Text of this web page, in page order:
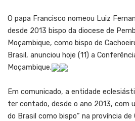
O papa Francisco nomeou Luiz
desde 2013 bispo da diocese de
Moçambique, como bispo de
Brasil, anunciou hoje (11) a
Moçambique.
Em comunicado, a entidade
ter contado, desde o ano 2013, com
do Brasil como bispo” na província de